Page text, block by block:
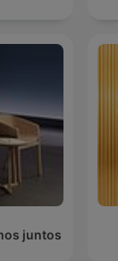
juntos